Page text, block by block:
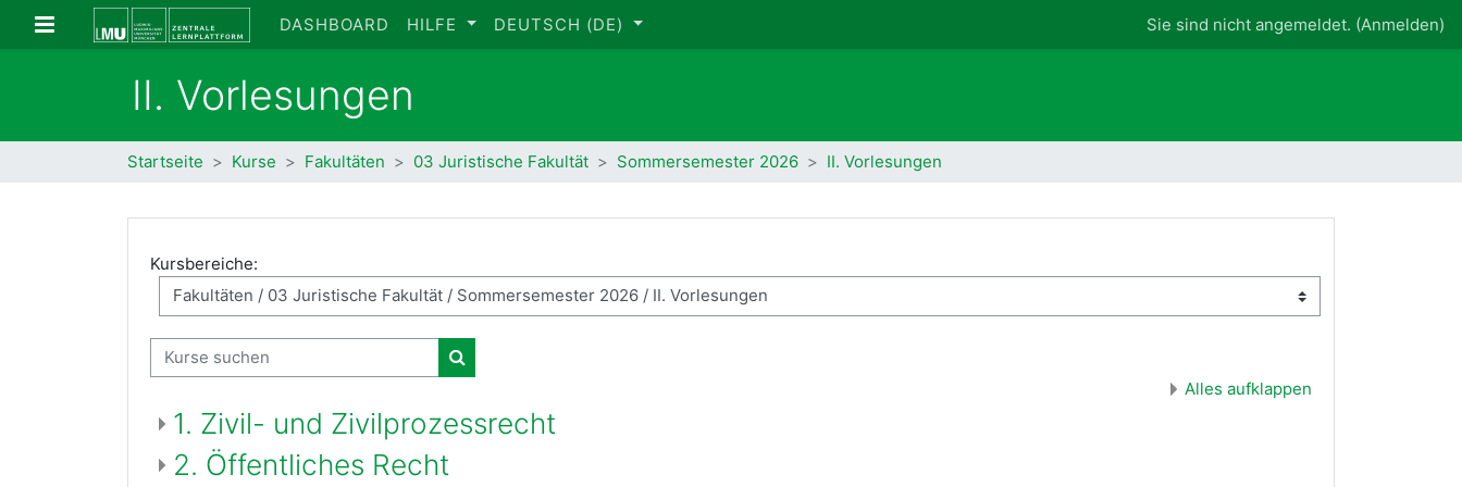
Zum Hauptinhalt
Website-Übersicht DASHBOARD HILFE DEUTSCH ‎(DE)‎ Sie sind nicht angemeldet. (Anmelden)
II. Vorlesungen
Startseite Kurse Fakultäten 03 Juristische Fakultät Sommersemester 2026 II. Vorlesungen
Kursbereiche:
Kurse suchen
Kurse suchen Alles aufklappen
1. Zivil- und Zivilprozessrecht
2. Öffentliches Recht